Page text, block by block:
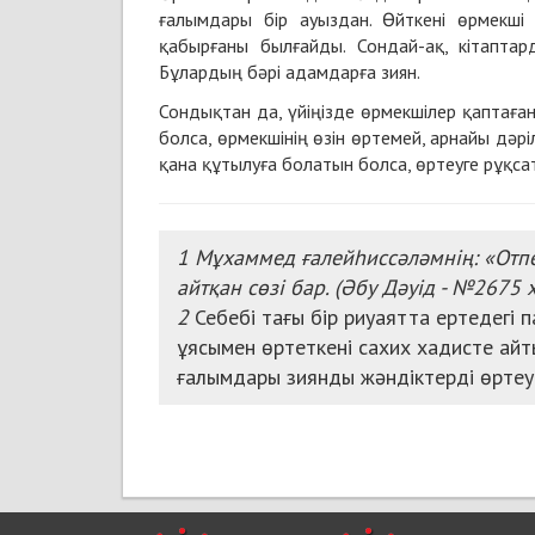
ғалымдары бір ауыздан. Өйткені
қабырғаны былғайды. Сондай-ақ,
Бұлардың бәрі адамдарға зиян.
Сондықтан да, үйіңізде өрмекшілер
болса, өрмекшінің өзін өртемей, арнайы
қана құтылуға болатын болса, өртеуге
1 Мұхаммед ғалейһиссәләмнің:
айтқан сөзі бар. (Әбу Дәуід - №2675
2 Себебі тағы бір риуаятта
ұясымен өртеткені сахих хадисте
ғалымдары зиянды жәндіктерді